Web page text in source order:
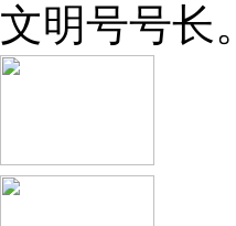
文明号号长。